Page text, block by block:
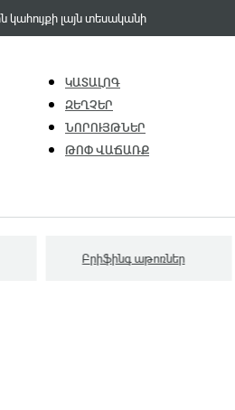
կահույքի լայն տեսականի
ԿԱՏԱԼՈԳ
ԶԵՂՉԵՐ
ՆՈՐՈՒՅԹՆԵՐ
ԹՈՓ ՎԱՃԱՌՔ
Բրիֆինգ աթոռներ